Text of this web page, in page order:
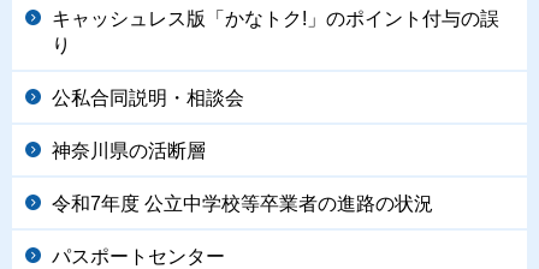
キャッシュレス版「かなトク!」のポイント付与の誤
り
公私合同説明・相談会
神奈川県の活断層
令和7年度 公立中学校等卒業者の進路の状況
パスポートセンター